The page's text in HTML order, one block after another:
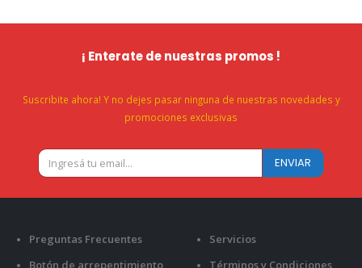
¡ Enterate de nuestras promos !
Suscribite ahora! Y no dejes pasar ninguna de nuestras novedades y
promociones exclusivas
Preguntas Frecuentes
Servicios